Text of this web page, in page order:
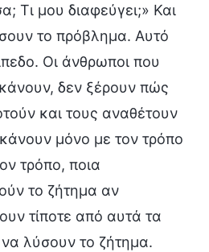
Τι μου διαφεύγει;» Και
το πρόβλημα. Αυτό
Οι άνθρωποι που
δεν ξέρουν πώς
και τους αναθέτουν
μόνο με τον τρόπο
τρόπο, ποια
το ζήτημα αν
τίποτε από αυτά τα
λύσουν το ζήτημα.